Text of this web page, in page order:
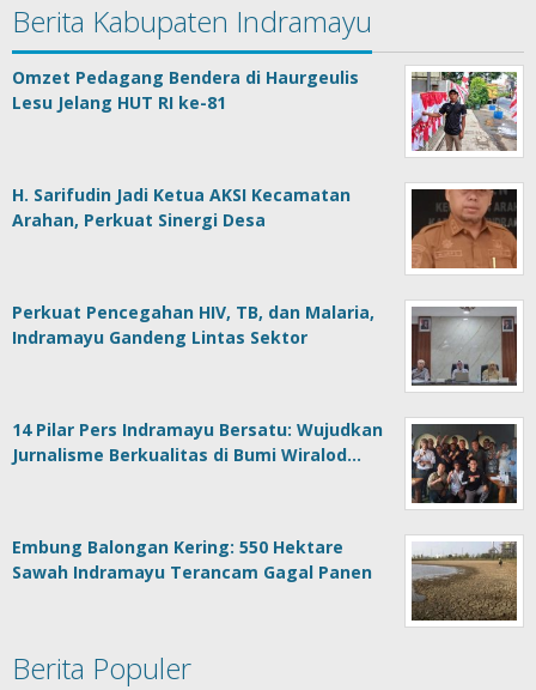
Berita Kabupaten Indramayu
Omzet Pedagang Bendera di Haurgeulis
Lesu Jelang HUT RI ke-81
H. Sarifudin Jadi Ketua AKSI Kecamatan
Arahan, Perkuat Sinergi Desa
Perkuat Pencegahan HIV, TB, dan Malaria,
Indramayu Gandeng Lintas Sektor
14 Pilar Pers Indramayu Bersatu: Wujudkan
Jurnalisme Berkualitas di Bumi Wiralod…
Embung Balongan Kering: 550 Hektare
Sawah Indramayu Terancam Gagal Panen
Berita Populer